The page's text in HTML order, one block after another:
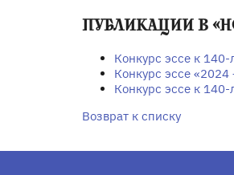
ПУБЛИКАЦИИ В
Конкурс эссе к
Конкурс эссе
Конкурс эссе к
Возврат к списку